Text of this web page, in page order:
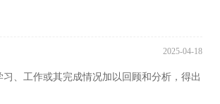
2025-04-18
、工作或其完成情况加以回顾和分析，得出